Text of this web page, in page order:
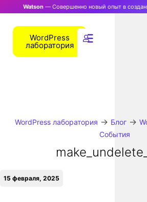
Watson— Совершенно новый опыт в
WordPress
лаборатория
WordPress лаборатория → Блог →
События
15 февраля, 2025